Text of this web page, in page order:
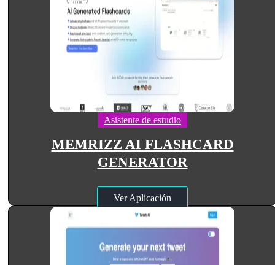
Asistente de estudio
MEMRIZZ AI FLASHCARD
GENERATOR
Ver Aplicación